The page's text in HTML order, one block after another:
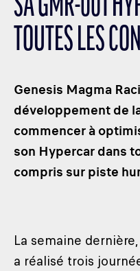
LES
SA GMR-001
TOUTES LES
Genesis Magma
développement de
commencer à
son Hypercar dans
compris sur piste
La semaine dernière,
a réalisé trois